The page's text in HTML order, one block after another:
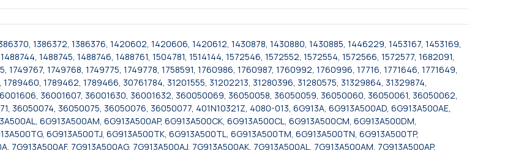
1386372, 1386376, 1420602, 1420606, 1420612, 1430878, 1430880, 1430885, 1446229, 1453167, 1453169,
1488745, 1488746, 1488761, 1504781, 1514144, 1572546, 1572552, 1572554, 1572566, 1572577, 1682091,
1749768, 1749775, 1749778, 1758591, 1760986, 1760987, 1760992, 1760996, 17716, 1771646, 1771649,
1789462, 1789466, 30761784, 31201555, 31202213, 31280396, 31280575, 31329864, 31329874,
36001607, 36001630, 36001632, 360050069, 36050058, 36050059, 36050060, 36050061, 36050062,
36050075, 36050076, 36050077, 401N10321Z, 4080-013, 6G913A, 6G913A500AD, 6G913A500AE,
6G913A500AM, 6G913A500AP, 6G913A500CK, 6G913A500CL, 6G913A500CM, 6G913A500DM,
6G913A500TJ, 6G913A500TK, 6G913A500TL, 6G913A500TM, 6G913A500TN, 6G913A500TP,
7G913A500AG, 7G913A500AJ, 7G913A500AK, 7G913A500AL, 7G913A500AM, 7G913A500AP,